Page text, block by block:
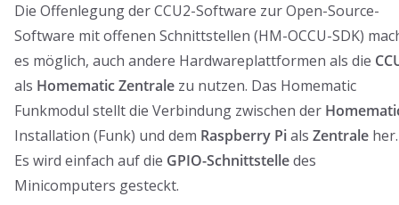
Die Offenlegung der CCU2-Software zur Open-Source-
Software mit offenen Schnittstellen (HM-OCCU-SDK)
es möglich, auch andere Hardwareplattformen als die
als Homematic Zentrale zu nutzen. Das Homematic
Funkmodul stellt die Verbindung zwischen der
Installation (Funk) und dem Raspberry Pials Zentrale her.
Es wird einfach auf die GPIO-Schnittstelledes
Minicomputers gesteckt.